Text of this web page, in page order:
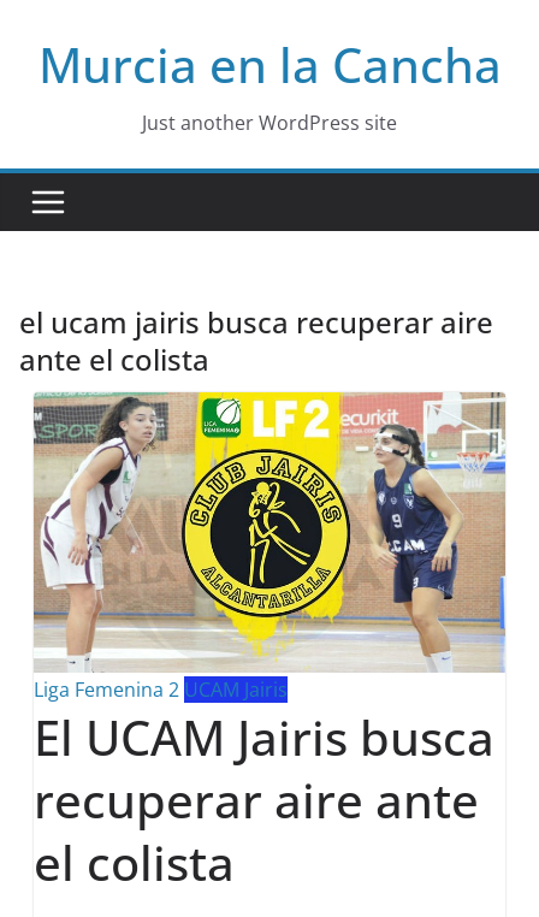
contentMurcia en la Cancha
Just another WordPress site
el ucam jairis busca recuperar aire
ante el colista
Liga Femenina 2 UCAM Jairis
El UCAM Jairis busca
recuperar aire ante
el colista